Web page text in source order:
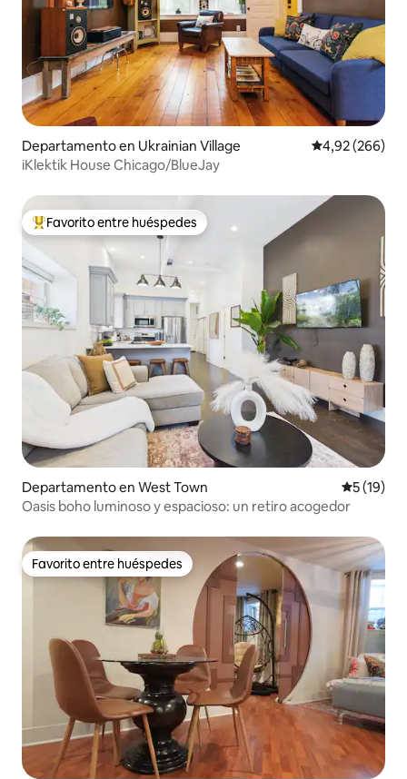
Departamento en Ukrainian Village Calificación
4,92 (266)
iKlektik House Chicago/BlueJay
Favorito entre los huéspedes más destacados
Favorito entre huéspedes
Departamento en West Town
5 (19)
Oasis boho luminoso y espacioso: un retiro acogedor
Favorito entre huéspedes
Favorito entre huéspedes